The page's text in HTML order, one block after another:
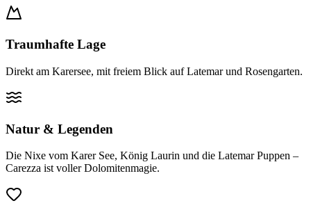
Traumhafte Lage
Direkt am Karersee, mit freiem Blick auf Latemar und Rosengarten.
Natur & Legenden
Die Nixe vom Karer See, König Laurin und die Latemar Puppen –
Carezza ist voller Dolomitenmagie.